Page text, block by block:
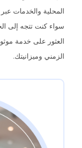
المحلية والخدمات عبر
سواء كنت تتجه إلى
العثور على خدمة
الزمني وميزانيتك.